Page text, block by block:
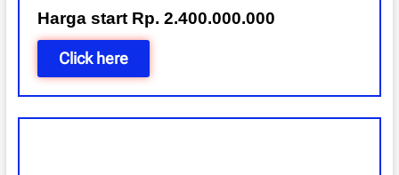
Harga start Rp. 2.400.000.000
Click here